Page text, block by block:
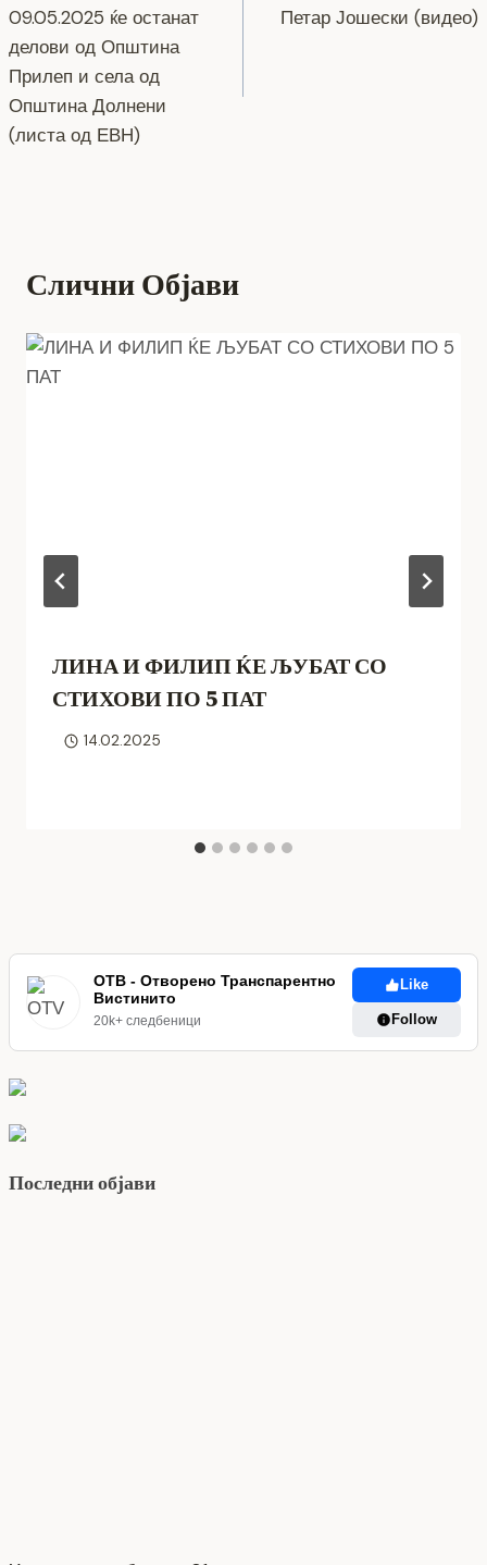
o
k
er p k
напис
09.05.2025 ќе останат
делови од Општина
Прилеп и села од
Општина Долнени
(листа од ЕВН)
Петар Јошески (видео)
Слични Објави
ЛИНА И ФИЛИП ЌЕ ЉУБАТ СО
СТИХОВИ ПО 5 ПАТ
14.02.2025
ОТВ - Отворено Транспарентно
Вистинито
20k+ следбеници
Like
Follow
Последни објави